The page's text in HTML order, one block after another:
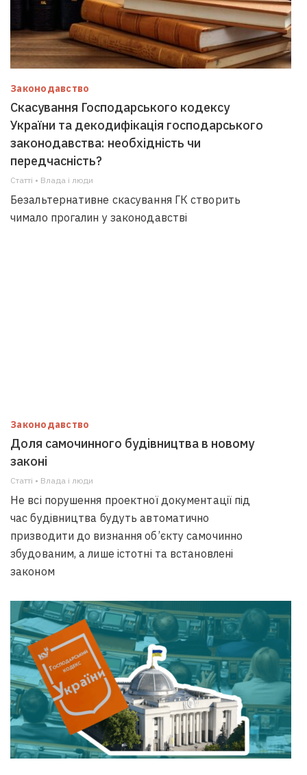
Законодавство
Скасування Господарського кодексу
України та декодифікація господарського
законодавства: необхідність чи
передчасність?
Статті • Влада i люди
Безальтернативне скасування ГК створить
чимало прогалин у законодавстві
Законодавство
Доля самочинного будівництва в новому
законі
Статті • Влада i люди
Не всі порушення проектної документації під
час будівництва будуть автоматично
призводити до визнання об’єкту самочинно
збудованим, а лише істотні та встановлені
законом